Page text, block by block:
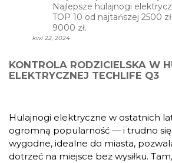
Najlepsze hulajnogi
TOP 10 od najtańszej 2500
9000 zł.
kwi 22, 2024
KONTROLA RODZICIELSKA W
ELEKTRYCZNEJ TECHLIFE Q3
Hulajnogi elektryczne w ostatnich
ogromną popularność — i trudno się
wygodne, idealne do miasta,
dotrzeć na miejsce bez wysiłku.